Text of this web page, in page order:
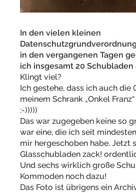
In den vielen kleinen
in den vergangenen Tagen
ich insgesamt 20
Klingt viel?
Ich gestehe, dass ich auch die
meinem Schrank „Onkel
:-)))))
Das war zugegeben keine so
war eine, die ich seit
mir hergeschoben habe. Jetzt
Glasschubladen zack!
Und sechs wirklich große
Kommoden noch dazu!
Das Foto ist übrigens ein